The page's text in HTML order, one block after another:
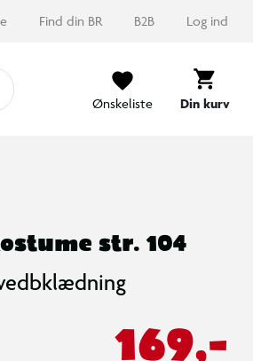
Find din BR B2B Log ind
Ønskeliste Din kurv
str. 104
169,-